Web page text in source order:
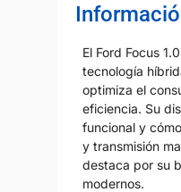
El Ford Focus
tecnología
optimiza el
eficiencia. Su
funcional y
y transmisión
destaca por su
modernos.